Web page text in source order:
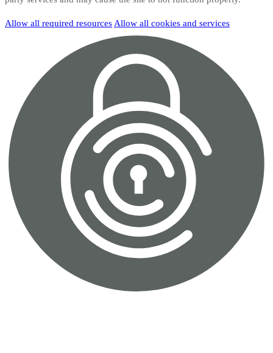
Allow all required resourcesAllow all cookies and services